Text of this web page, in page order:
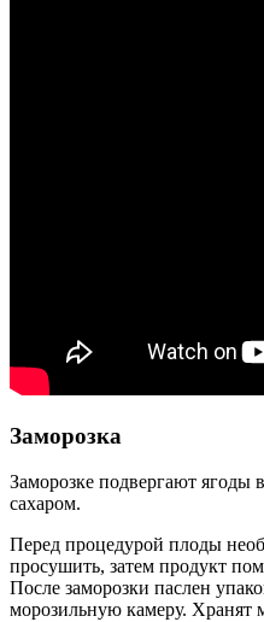
Заморозка
Заморозке подвергают ягоды
сахаром.
Перед процедурой плоды
просушить, затем продукт
После заморозки паслен
морозильную камеру. Хранят